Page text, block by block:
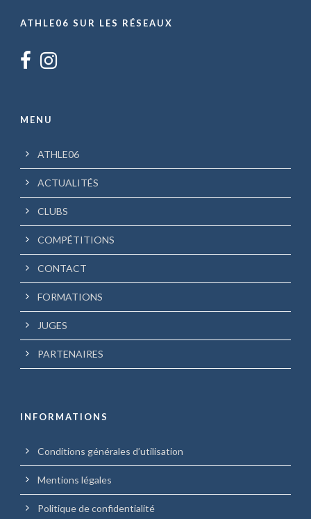
ATHLE06 SUR LES RÉSEAUX
MENU
ATHLE06
ACTUALITÉS
CLUBS
COMPÉTITIONS
CONTACT
FORMATIONS
JUGES
PARTENAIRES
INFORMATIONS
Conditions générales d’utilisation
Mentions légales
Politique de confidentialité